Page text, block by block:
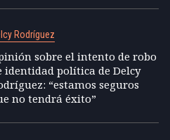
Rodríguez
sobre el intento de robo
identidad política de Delcy
“estamos seguros
no tendrá éxito”